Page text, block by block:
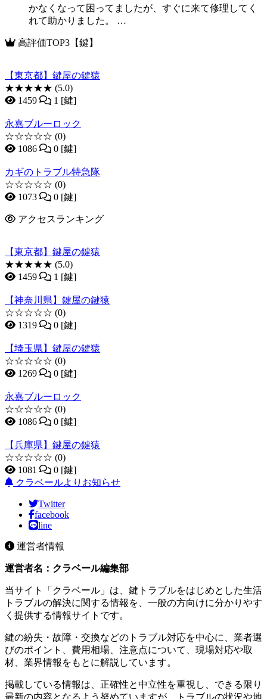
かなくなって困ってましたが、すぐに来て修理してく
れて助かりました。 …
高評価TOP3【鍵】
【東京都】鍵屋の鍵猿
★★★★★ (5.0)
1459
1 [鍵]
永嘉ブルーロック
☆☆☆☆☆ (0)
1086
0 [鍵]
カギのトラブル特急隊
☆☆☆☆☆ (0)
1073
0 [鍵]
アクセスランキング
【東京都】鍵屋の鍵猿
★★★★★ (5.0)
1459
1 [鍵]
【神奈川県】鍵屋の鍵猿
☆☆☆☆☆ (0)
1319
0 [鍵]
【埼玉県】鍵屋の鍵猿
☆☆☆☆☆ (0)
1269
0 [鍵]
永嘉ブルーロック
☆☆☆☆☆ (0)
1086
0 [鍵]
【兵庫県】鍵屋の鍵猿
☆☆☆☆☆ (0)
1081
0 [鍵]
クラベールよりお知らせ
Twitter
facebook
line
運営者情報
運営者名：クラベール編集部
当サイト「クラベール」は、鍵トラブルをはじめとした生活
トラブルの解決に関する情報を、一般の方向けに分かりやす
く提供する情報サイトです。
鍵の紛失・故障・交換などのトラブル対応を中心に、業者選
びのポイント、費用相場、注意点について、現場対応や取
材、業界情報をもとに解説しています。
掲載している情報は、正確性と中立性を重視し、できる限り